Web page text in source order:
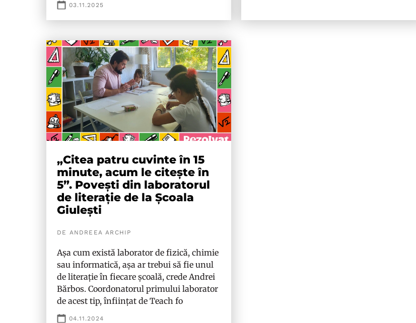
03.11.2025
„Citea patru cuvinte în 15
minute, acum le citește în
5”. Povești din laboratorul
de literație de la Școala
Giulești
DE ANDREEA ARCHIP
Așa cum există laborator de fizică, chimie
sau informatică, așa ar trebui să fie unul
de literație în fiecare școală, crede Andrei
Bărbos. Coordonatorul primului laborator
de acest tip, înființat de Teach fo
04.11.2024